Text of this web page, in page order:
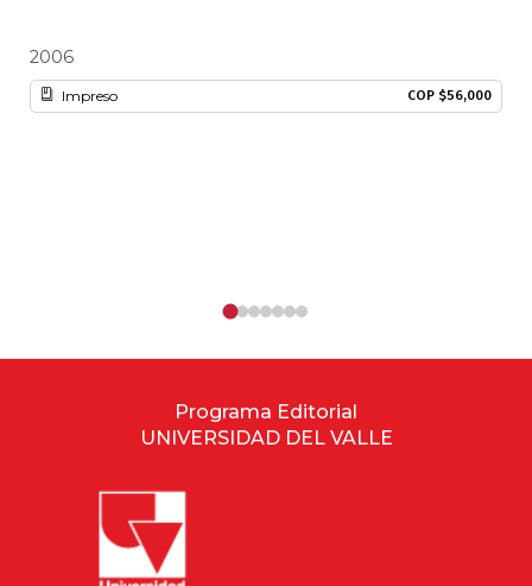
2006
Impreso COP $56,000
Programa Editorial
UNIVERSIDAD DEL VALLE